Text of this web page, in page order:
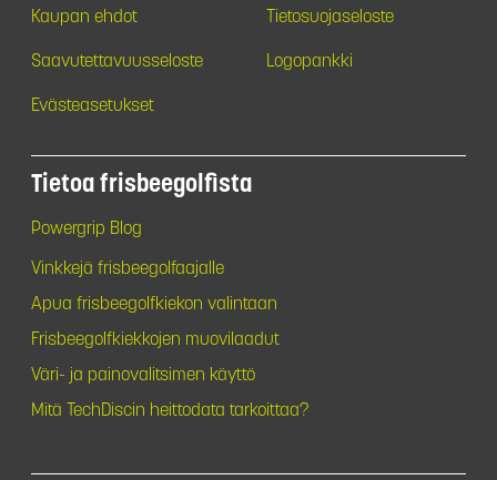
Kaupan ehdot Tietosuojaseloste
Saavutettavuusseloste Logopankki
Evästeasetukset
Tietoa frisbeegolfista
Powergrip Blog
Vinkkejä frisbeegolfaajalle
Apua frisbeegolfkiekon valintaan
Frisbeegolfkiekkojen muovilaadut
Väri- ja painovalitsimen käyttö
Mitä TechDiscin heittodata tarkoittaa?